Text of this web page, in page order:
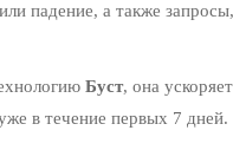
падение, а также
Буст, она
в течение первых 7 дней.